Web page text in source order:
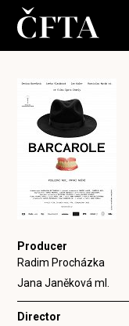
Producer
Radim Procházka
Jana Janěková ml.
Director